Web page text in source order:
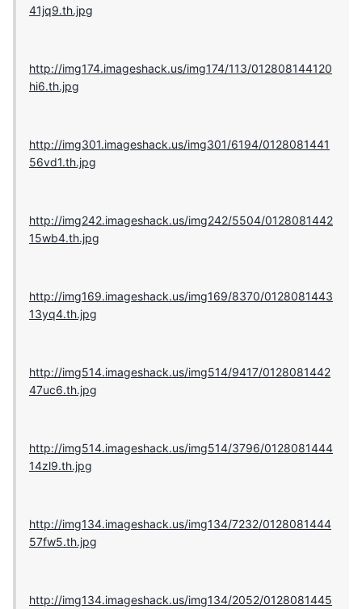
41jq9.th.jpg
http://img174.imageshack.us/img174/113/012808144120
hi6.th.jpg
http://img301.imageshack.us/img301/6194/0128081441
56vd1.th.jpg
http://img242.imageshack.us/img242/5504/0128081442
15wb4.th.jpg
http://img169.imageshack.us/img169/8370/0128081443
13yq4.th.jpg
http://img514.imageshack.us/img514/9417/0128081442
47uc6.th.jpg
http://img514.imageshack.us/img514/3796/0128081444
14zl9.th.jpg
http://img134.imageshack.us/img134/7232/0128081444
57fw5.th.jpg
http://img134.imageshack.us/img134/2052/0128081445